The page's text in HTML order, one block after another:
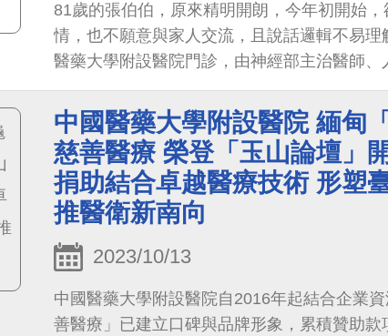
81歲的張伯伯，原來精明開朗，今年初開始
情，也不願意與家人交流，且說話邏輯不易理
醫藥大學附設醫院門診，由神經部主治醫師、
先透過傳統檢查方式，
中國醫藥大學附設醫院 緬甸
慈善醫療 榮登「玉山論壇」
捐助結合卓越醫療技術 形塑
推醫衛新南向
2023/10/13
中國醫藥大學附設醫院自2016年起結合企業
善醫療」已建立口碑與品牌形象，累積贊助